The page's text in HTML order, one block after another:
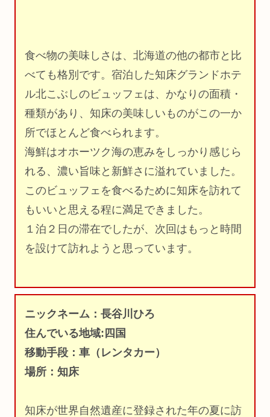
食べ物の美味しさは、北海道の他の都市と比
べても格別です。宿泊した知床グランドホテ
ル北こぶしのビュッフェは、かなりの面積・
種類があり、知床の美味しいものがこの一か
所でほとんど食べられます。
海鮮はオホーツク海の恵みをしっかり感じら
れる、濃い旨味と新鮮さに溢れていました。
このビュッフェを食べるために知床を訪れて
もいいと思える程に満足できました。
１泊２日の滞在でしたが、次回はもっと時間
を設けて訪れようと思っています。
ニックネーム：長谷川ひろ
住んでいる地域:四国
移動手段：車（レンタカー）
場所：知床
知床が世界自然遺産に登録された年の夏に訪